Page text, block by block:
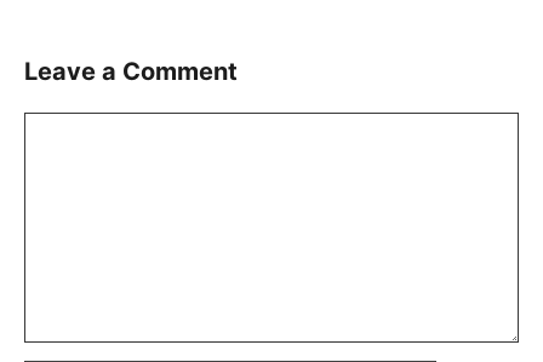
Leave a Comment